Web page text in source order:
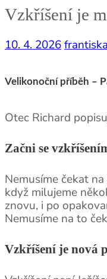
Vzkříšení je
10. 4. 2026
Velikonoční příběh –
Otec Richard
Začni se
Nemusíme čekat
když milujeme
znovu, i po
Nemusíme na to
Vzkříšení je nová